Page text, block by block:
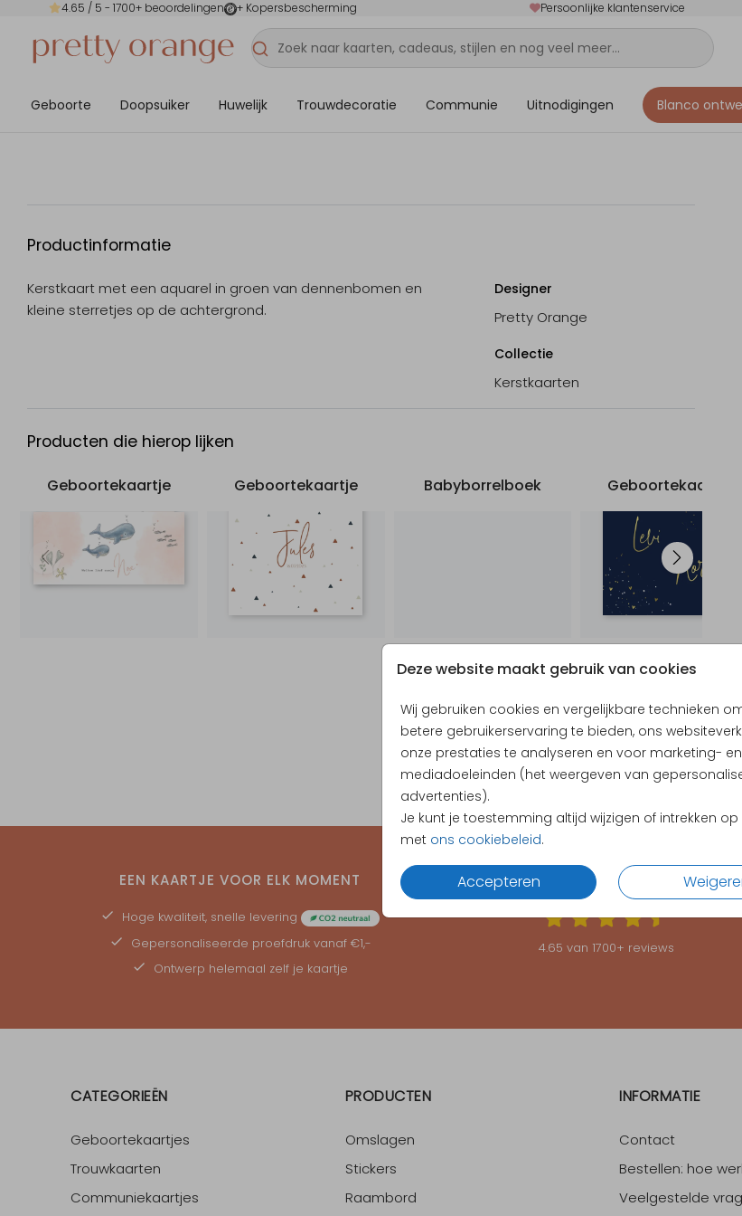
4.65 / 5 - 1700+ beoordelingen + Kopersbescherming Persoonlijke klantenservice
Geboorte Doopsuiker Huwelijk Trouwdecoratie Communie Uitnodigingen Blanco
Deze website maakt gebruik van cookies
Wij gebruiken cookies en vergelijkbare technieken
betere gebruikerservaring te bieden, ons
onze prestaties te analyseren en voor marketing-
mediadoeleinden (het weergeven van
advertenties).
Je kunt je toestemming altijd wijzigen of intrekken
met ons cookiebeleid.
Accepteren
Productinformatie
Kerstkaart met een aquarel in groen van dennenbomen en
kleine sterretjes op de achtergrond.
Designer
Pretty Orange
Collectie
Kerstkaarten
Producten die hierop lijken
Geboortekaartje Geboortekaartje Babyborrelboek Geboortekaartje
EEN KAARTJE VOOR ELK MOMENT
Hoge kwaliteit, snelle levering
Gepersonaliseerde proefdrukvanaf €1,-
Ontwerp helemaal zelf je kaartje
KLANTEN BEOORDELEN ONS MET EEN
4.65 van 1700+ reviews
CATEGORIEËN
Geboortekaartjes
Trouwkaarten
Communiekaartjes
PRODUCTEN
Omslagen
Stickers
Raambord
INFORMATIE
Contact
Bestellen: hoe
Veelgestelde